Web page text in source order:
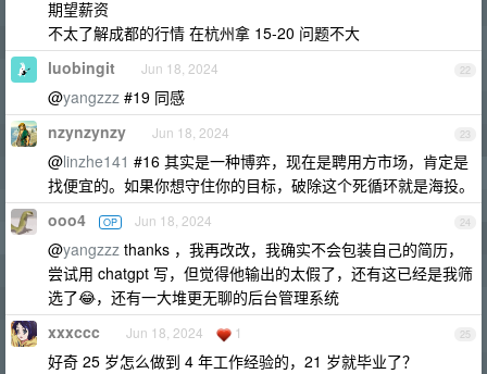
期望薪资
不太了解成都的行情 在杭州拿 15-20 问题不大
22
luobingit Jun 18, 2024
@yangzzz #19 同感
23
nzynzynzy Jun 18, 2024
@linzhe141 #16 其实是一种博弈，现在是聘用方市场，肯定是
找便宜的。如果你想守住你的目标，破除这个死循环就是海投。
24
ooo4 OP Jun 18, 2024
@yangzzz thanks ，我再改改，我确实不会包装自己的简历，
尝试用 chatgpt 写，但觉得他输出的太假了，还有这已经是我筛
选了😂，还有一大堆更无聊的后台管理系统
25
xxxccc Jun 18, 2024 1
好奇 25 岁怎么做到 4 年工作经验的，21 岁就毕业了？